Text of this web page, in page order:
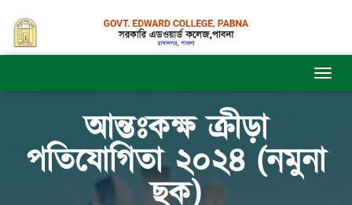
আন্তঃকক্ষ ক্রীড়া
পতিযোগিতা ২০২৪ (নমুনা
ছক)